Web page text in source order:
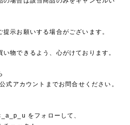
示お願いする場合がございます。
物できるよう、心がけております。
式アカウントまでお問合せください。
をフォローして、